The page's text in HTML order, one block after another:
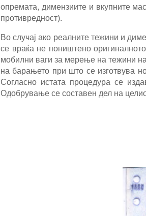
опремата, димензиите и вкупните
противредност).
Во случај ако реалните тежини и
се враќа не поништено
мобилни ваги за мерење на тежини
на барањето при што се изготвува
Согласно истата процедура се
Одобрување се составен дел на